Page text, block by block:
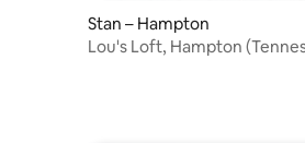
Stan – Hampton
Lou's Loft, Hampton